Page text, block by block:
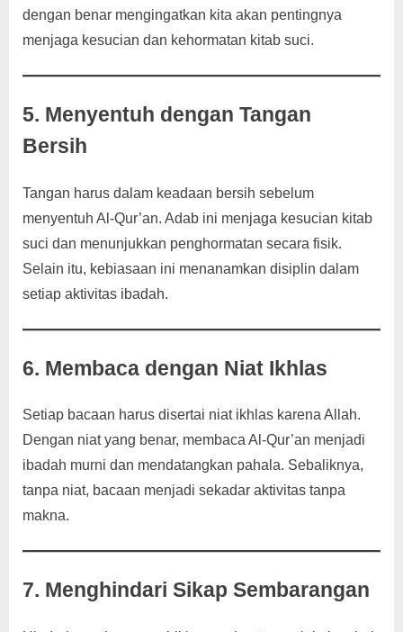
dengan benar mengingatkan kita akan pentingnya
menjaga kesucian dan kehormatan kitab suci.
5. Menyentuh dengan Tangan
Bersih
Tangan harus dalam keadaan bersih sebelum
menyentuh Al-Qur’an. Adab ini menjaga kesucian kitab
suci dan menunjukkan penghormatan secara fisik.
Selain itu, kebiasaan ini menanamkan disiplin dalam
setiap aktivitas ibadah.
6. Membaca dengan Niat Ikhlas
Setiap bacaan harus disertai niat ikhlas karena Allah.
Dengan niat yang benar, membaca Al-Qur’an menjadi
ibadah murni dan mendatangkan pahala. Sebaliknya,
tanpa niat, bacaan menjadi sekadar aktivitas tanpa
makna.
7. Menghindari Sikap Sembarangan